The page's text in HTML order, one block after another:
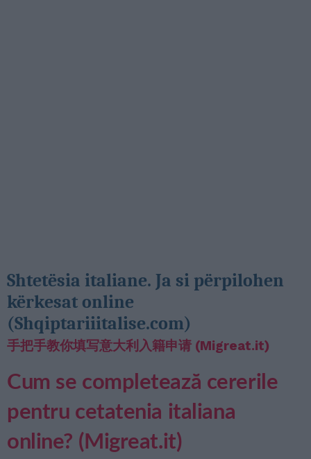
Shtetësia italiane. Ja si përpilohen
kërkesat online
(Shqiptariiitalise.com)
手把手教你填写意大利入籍申请 (Migreat.it)
Cum se completează cererile
pentru cetatenia italiana
online? (Migreat.it)